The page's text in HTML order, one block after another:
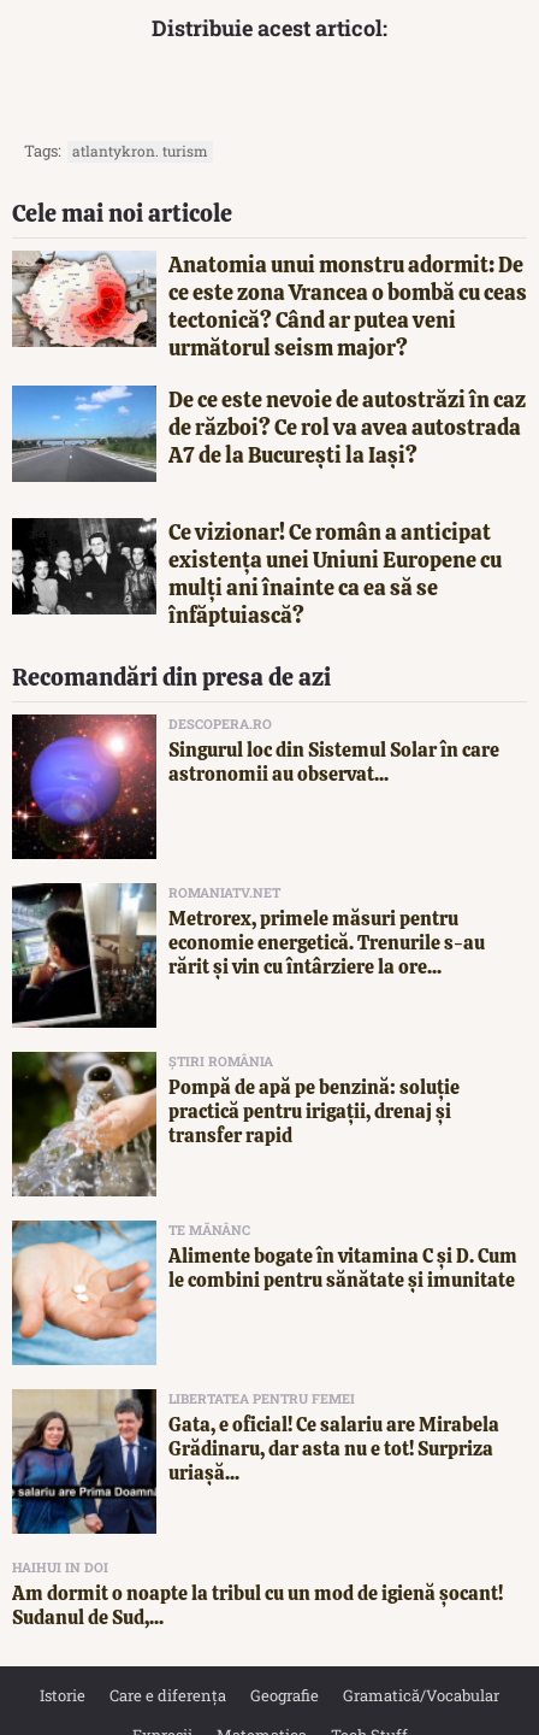
Distribuie acest articol:
Tags: atlantykron. turism
Cele mai noi articole
Anatomia unui monstru adormit: De
ce este zona Vrancea o bombă cu ceas
tectonică? Când ar putea veni
următorul seism major?
De ce este nevoie de autostrăzi în caz
de război? Ce rol va avea autostrada
A7 de la București la Iași?
Ce vizionar! Ce român a anticipat
existența unei Uniuni Europene cu
mulți ani înainte ca ea să se
înfăptuiască?
Recomandări din presa de azi
DESCOPERA.RO
Singurul loc din Sistemul Solar în care
astronomii au observat...
ROMANIATV.NET
Metrorex, primele măsuri pentru
economie energetică. Trenurile s-au
rărit și vin cu întârziere la ore...
ȘTIRI ROMÂNIA
Pompă de apă pe benzină: soluție
practică pentru irigații, drenaj și
transfer rapid
TE MĂNÂNC
Alimente bogate în vitamina C și D. Cum
le combini pentru sănătate și imunitate
LIBERTATEA PENTRU FEMEI
Gata, e oficial! Ce salariu are Mirabela
Grădinaru, dar asta nu e tot! Surpriza
uriașă...
HAIHUI IN DOI
Am dormit o noapte la tribul cu un mod de igienă șocant!
Sudanul de Sud,...
Istorie Care e diferența Geografie
Gramatică/Vocabular